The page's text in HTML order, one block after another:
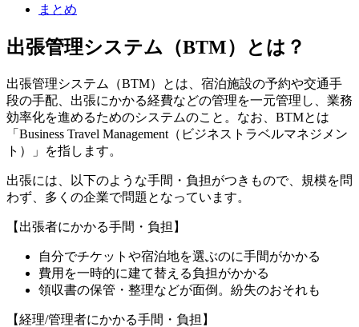
まとめ
出張管理システム（BTM）とは？
出張管理システム（BTM）とは、宿泊施設の予約や交通手
段の手配、出張にかかる経費などの管理を一元管理し、業務
効率化を進めるためのシステムのこと。なお、BTMとは
「Business Travel Management（ビジネストラベルマネジメン
ト）」を指します。
出張には、以下のような手間・負担がつきもので、規模を問
わず、多くの企業で問題となっています。
【出張者にかかる手間・負担】
自分でチケットや宿泊地を選ぶのに手間がかかる
費用を一時的に建て替える負担がかかる
領収書の保管・整理などが面倒。紛失のおそれも
【経理/管理者にかかる手間・負担】